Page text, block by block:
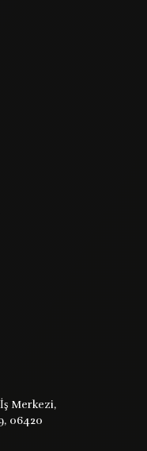
Merkezi,
06420